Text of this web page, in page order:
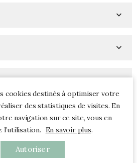



cookies destinés à optimiser votre
des statistiques de visites. En
navigation sur ce site, vous en
l’utilisation. En savoir plus.
Autoriser